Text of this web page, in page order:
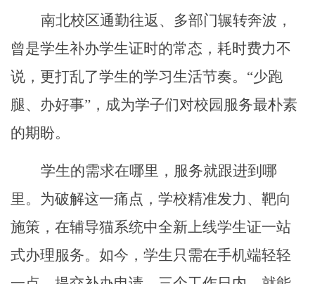
南北校区通勤往返、多部门辗转奔波，
曾是学生补办学生证时的常态，耗时费力不
说，更打乱了学生的学习生活节奏。 “少跑
腿、办好事”，成为学子们对校园服务最朴素
的期盼。
学生的需求在哪里，服务就跟进到哪
里。为破解这一痛点，学校精准发力、靶向
施策，在辅导猫系统中全新上线学生证一站
式办理服务。如今，学生只需在手机端轻轻